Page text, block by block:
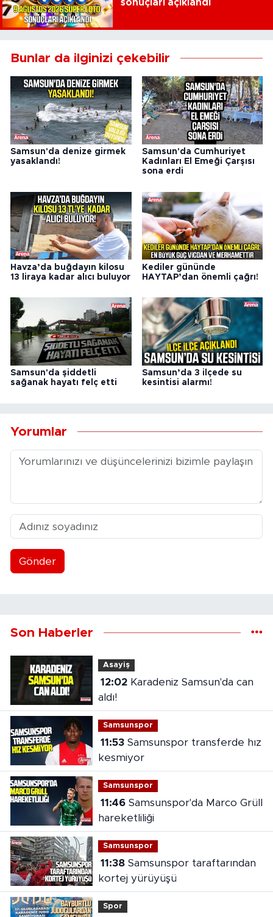
sonuçları açıklandı
Bunlar da ilginizi çekebilir
Samsun'da denize girmek
yasaklandı!
Samsun'da Cumhuriyet
Kadınları El Emeği Çarşısı
sona erdi
Havza’da buğdayın kilosu
13 liraya kadar alıcı buluyor
Kediler gününde
HAYTAP’dan önemli çağrı!
Samsun'da şiddetli
sağanak hayatı felç etti
Samsun’da 3 ilçede su
kesintisi alarmı!
Yorumlar
Gönder
Son Haberler
Asayiş
12:02Karadeniz Samsun'da can
aldı!
Samsunspor
11:53Samsunspor transferde hız
kesmiyor
Samsunspor
11:46Samsunspor'da Marco Grüll
hareketliliği
Samsunspor
11:38Samsunspor taraftarından
kortej yürüyüşü
Spor